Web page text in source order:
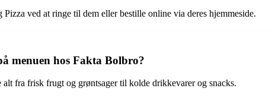
ved at ringe til dem eller bestille online via deres hjemmeside.
menuen hos Fakta Bolbro?
fra frisk frugt og grøntsager til kolde drikkevarer og snacks.